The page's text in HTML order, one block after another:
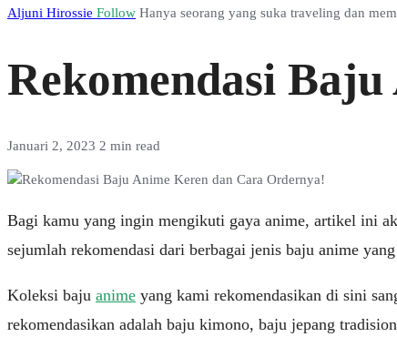
Aljuni Hirossie Follow Hanya seorang yang suka traveling dan
Rekomendasi
Januari 2, 2023 2 min read
Bagi kamu yang ingin mengikuti gaya anime, artikel ini
sejumlah rekomendasi dari berbagai jenis baju anime
Koleksi baju anime yang kami rekomendasikan di sini
rekomendasikan adalah baju kimono, baju jepang